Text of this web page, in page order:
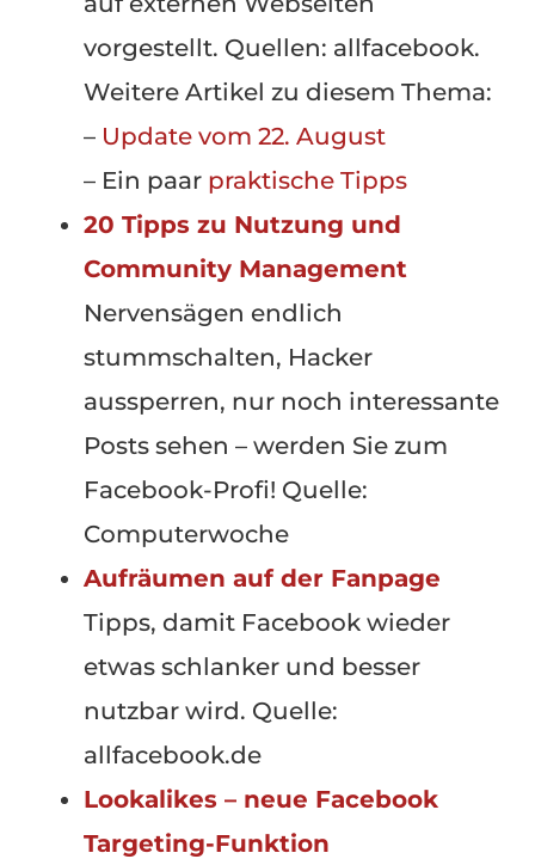
vorgestellt. Quellen: allfacebook.
Weitere Artikel zu diesem Thema:
– Update vom 22. August
– Ein paar praktische Tipps
20 Tipps zu Nutzung und
Community Management
Nervensägen endlich
stummschalten, Hacker
aussperren, nur noch interessante
Posts sehen – werden Sie zum
Facebook-Profi! Quelle:
Computerwoche
Aufräumen auf der Fanpage
Tipps, damit Facebook wieder
etwas schlanker und besser
nutzbar wird. Quelle:
allfacebook.de
Lookalikes – neue Facebook
Targeting-Funktion